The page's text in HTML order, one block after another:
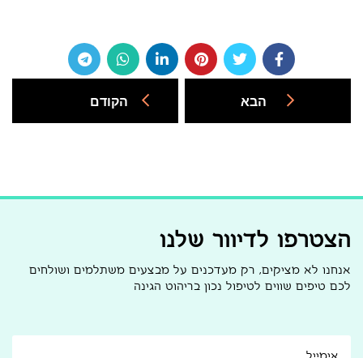
הבא הקודם
הצטרפו לדיוור שלנו
אנחנו לא מציקים, רק מעדכנים על מבצעים משתלמים ושולחים
לכם טיפים שווים לטיפול נכון בריהוט הגינה